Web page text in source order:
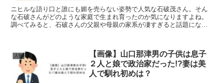
ニヒルな語り口と誰にも媚を売らない姿勢で人気な石破茂さん。そん
な石破さんがどのような家庭で生まれ育ったのか気になりますよね。
調べてみると、石破さんの父親や母親の家系が凄すぎると話題になっ
人物
【画像】山口那津男の子供は息子
２人と娘で政治家だった!?妻は美
人で馴れ初めは？